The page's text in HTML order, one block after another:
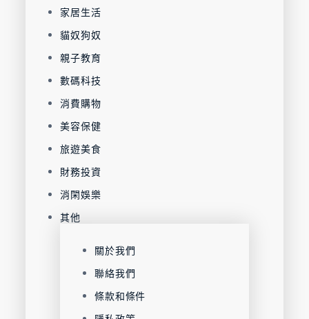
家居生活
貓奴狗奴
親子教育
數碼科技
消費購物
美容保健
旅遊美食
財務投資
消閑娛樂
其他
關於我們
聯絡我們
條款和條件